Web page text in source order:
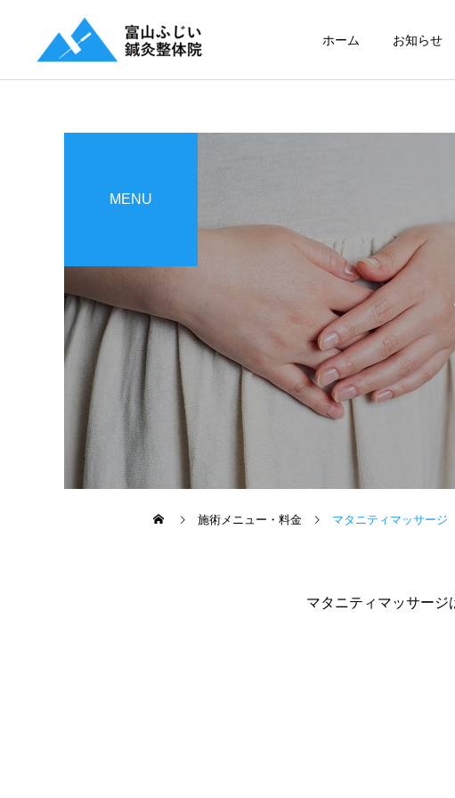
ホーム お知らせ
美容鍼
テーピング
MENU
施術メニュー・料金 マタニティマッサージ
マタニティマッサージ